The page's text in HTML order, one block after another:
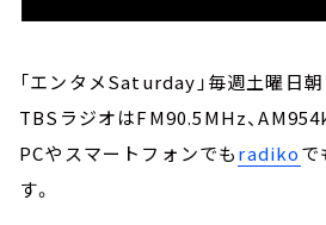
「エンタメSaturday」毎週土曜日朝
TBSラジオはFM90.5MHz、
PCやスマートフォンでもradikoで
す。